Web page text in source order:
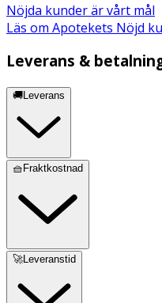
Nöjda kunder är vårt mål
Läs om Apotekets Nöjd
Leverans &
🚚Leverans
🧺Fraktkostnad
🚀Leveranstid